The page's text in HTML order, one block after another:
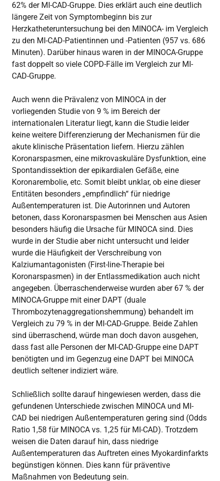
62% der MI-CAD-Gruppe. Dies erklärt auch eine deutlich
längere Zeit von Symptombeginn bis zur
Herzkatheteruntersuchung bei den MINOCA- im Vergleich
zu den MI-CAD-Patientinnen und -Patienten (957 vs. 686
Minuten). Darüber hinaus waren in der MINOCA-Gruppe
fast doppelt so viele COPD-Fälle im Vergleich zur MI-
CAD-Gruppe.
Auch wenn die Prävalenz von MINOCA in der
vorliegenden Studie von 9 % im Bereich der
internationalen Literatur liegt, kann die Studie leider
keine weitere Differenzierung der Mechanismen für die
akute klinische Präsentation liefern. Hierzu zählen
Koronarspasmen, eine mikrovaskuläre Dysfunktion, eine
Spontandissektion der epikardialen Gefäße, eine
Koronarembolie, etc. Somit bleibt unklar, ob eine dieser
Entitäten besonders „empfindlich“ für niedrige
Außentemperaturen ist. Die Autorinnen und Autoren
betonen, dass Koronarspasmen bei Menschen aus Asien
besonders häufig die Ursache für MINOCA sind. Dies
wurde in der Studie aber nicht untersucht und leider
wurde die Häufigkeit der Verschreibung von
Kalziumantagonisten (First-line-Therapie bei
Koronarspasmen) in der Entlassmedikation auch nicht
angegeben. Überraschenderweise wurden aber 67 % der
MINOCA-Gruppe mit einer DAPT (duale
Thrombozytenaggregationshemmung) behandelt im
Vergleich zu 79 % in der MI-CAD-Gruppe. Beide Zahlen
sind überraschend, würde man doch davon ausgehen,
dass fast alle Personen der MI-CAD-Gruppe eine DAPT
benötigten und im Gegenzug eine DAPT bei MINOCA
deutlich seltener indiziert wäre.
Schließlich sollte darauf hingewiesen werden, dass die
gefundenen Unterschiede zwischen MINOCA und MI-
CAD bei niedrigen Außentemperaturen gering sind (Odds
Ratio 1,58 für MINOCA vs. 1,25 für MI-CAD). Trotzdem
weisen die Daten darauf hin, dass niedrige
Außentemperaturen das Auftreten eines Myokardinfarkts
begünstigen können. Dies kann für präventive
Maßnahmen von Bedeutung sein.